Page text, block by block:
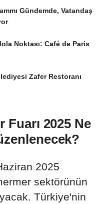
Gündemde, Vatandaş
Noktası: Café de Paris
Zafer Restoranı
2025 Ne
2025
sektörünün
Türkiye'nin